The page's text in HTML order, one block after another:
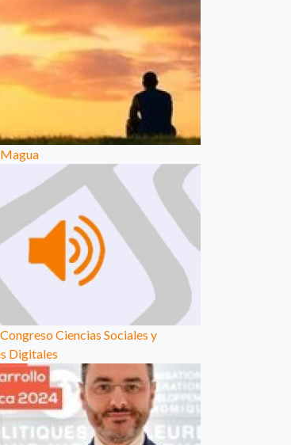
Magua
Congreso Ciencias Sociales y
Digitales